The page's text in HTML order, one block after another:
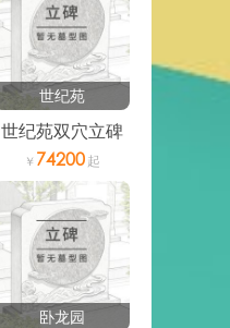
世纪苑
世纪苑双穴立碑
74200
卧龙园